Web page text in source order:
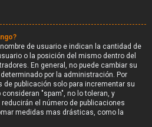
de usuario e indican la cantidad de
o la posición del mismo dentro del
En general, no puede cambiar su
por la administración. Por
de publicación solo para incrementar su
"spam", no lo toleran, y
el número de publicaciones
medidas mas drásticas, como la